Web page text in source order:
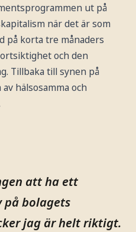
ut på
när det är som
på korta tre månaders
och den
Tillbaka till synen på
hälsosamma och
att ha ett
bolagets
jag är helt riktigt.